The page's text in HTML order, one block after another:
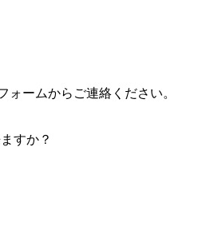
ームからご連絡ください。
すか？